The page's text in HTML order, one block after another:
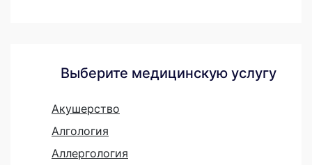
Выберите медицинскую услугу
Акушерство
Алгология
Аллергология